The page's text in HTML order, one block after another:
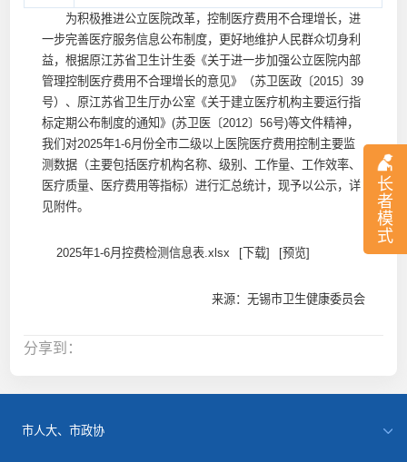
长
者
模
式
为积极推进公立医院改革，控制医疗费用不合理增长，进
一步完善医疗服务信息公布制度，更好地维护人民群众切身利
益，根据原江苏省卫生计生委《关于进一步加强公立医院内部
管理控制医疗费用不合理增长的意见》（苏卫医政〔2015〕39
号）、原江苏省卫生厅办公室《关于建立医疗机构主要运行指
标定期公布制度的通知》(苏卫医〔2012〕56号)等文件精神，
我们对2025年1-6月份全市二级以上医院医疗费用控制主要监
测数据（主要包括医疗机构名称、级别、工作量、工作效率、
医疗质量、医疗费用等指标）进行汇总统计，现予以公示，详
见附件。
2025年1-6月控费检测信息表.xlsx [下载] [预览]
来源：无锡市卫生健康委员会
分享到：
市人大、市政协